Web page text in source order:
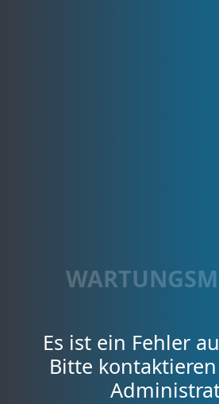
Es ist ein Fehler
Bitte